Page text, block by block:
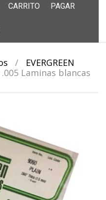
CARRITO PAGAR
/
EVERGREEN
.005 Laminas blancas